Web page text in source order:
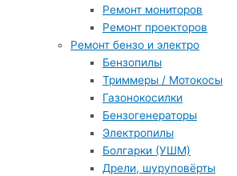
Ремонт мониторов
Ремонт проекторов
Ремонт бензо и электро
Бензопилы
Триммеры / Мотокосы
Газонокосилки
Бензогенераторы
Электропилы
Болгарки (УШМ)
Дрели, шуруповёрты